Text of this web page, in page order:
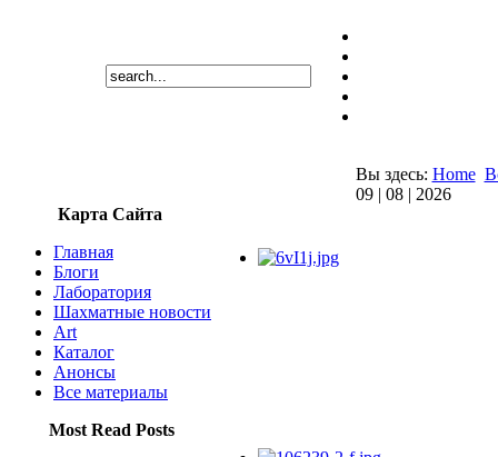
Вы здесь: Home
09 | 08 | 2026
Карта Сайта
Главная
Блоги
Лаборатория
Шахматные новости
Art
Каталог
Анонсы
Все материалы
Most Read Posts